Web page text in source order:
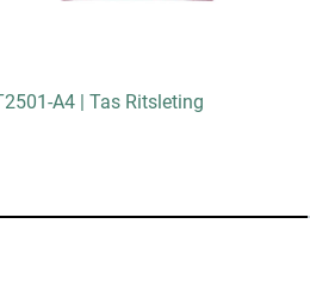
A4 | Tas Ritsleting